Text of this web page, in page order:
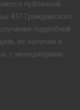
публичной
437 Гражданского
подробной
их наличии и
с менеджерами